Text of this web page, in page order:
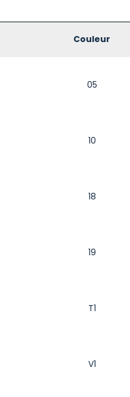
Couleur
05
10
18
19
T1
V1